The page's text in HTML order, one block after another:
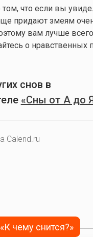
что если вы
придают змеям
вам лучше
о нравственных
снов в
«Сны от А до
Calend.ru
чему снится?»